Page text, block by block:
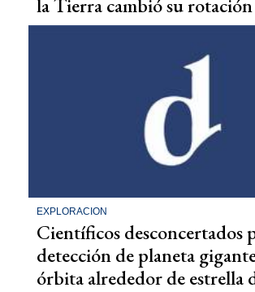
EXPLORACION
Científicos desconcertados
detección de planeta
órbita alrededor de estrella